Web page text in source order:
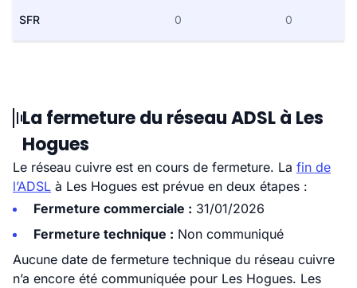
SFR 0 0
La fermeture du réseau ADSL à Les
Hogues
Le réseau cuivre est en cours de fermeture. La fin de
l’ADSL à Les Hogues est prévue en deux étapes :
Fermeture commerciale : 31/01/2026
Fermeture technique : Non communiqué
Aucune date de fermeture technique du réseau cuivre
n’a encore été communiquée pour Les Hogues. Les